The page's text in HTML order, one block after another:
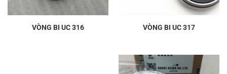
VÒNG BI UC 316 VÒNG BI UC 317